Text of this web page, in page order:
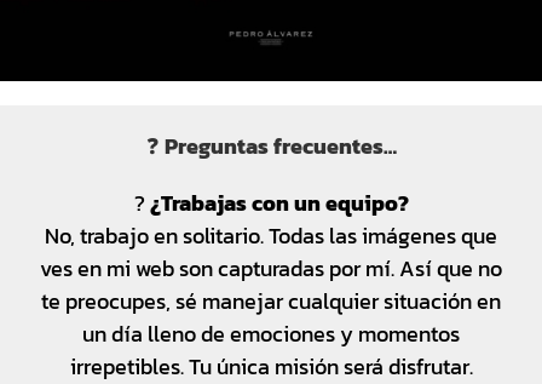
❓Preguntas frecuentes…
?¿Trabajas con un equipo?
No, trabajo en solitario. Todas las imágenes que
ves en mi web son capturadas por mí. Así que no
te preocupes, sé manejar cualquier situación en
un día lleno de emociones y momentos
irrepetibles. Tu única misión será disfrutar.